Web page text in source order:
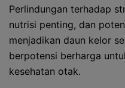
Perlindungan terhadap
nutrisi penting, dan
menjadikan daun kelor
berpotensi berharga
kesehatan otak.